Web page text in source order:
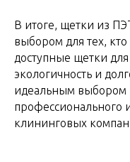
В итоге, щетки из
выбором для тех,
доступные щетки
экологичность и
идеальным выбором
профессионального
клининговых